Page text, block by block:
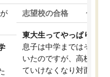
志望校の合格 合格
東大生ってやっぱりすご
息子は中学まではそこそ
いたのですが、高校に入
ていけなくなり対面の塾